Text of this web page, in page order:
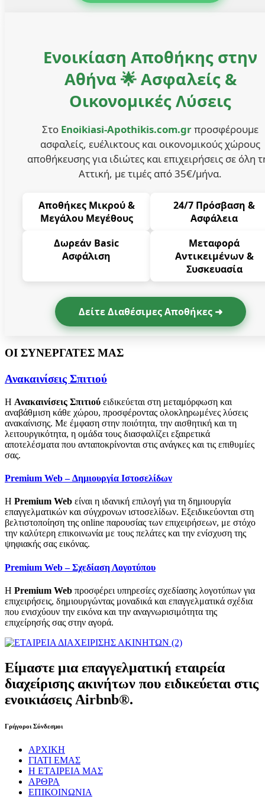
Ενοικίαση Αποθήκης στην
Αθήνα 🌟 Ασφαλείς &
Οικονομικές Λύσεις
Στο Enoikiasi-Apothikis.com.grπροσφέρουμε
ασφαλείς, ευέλικτους και οικονομικούς χώρους
αποθήκευσης για ιδιώτες και επιχειρήσεις σε όλη
Αττική, με τιμές από 35€/μήνα.
Αποθήκες Μικρού &
Μεγάλου Μεγέθους
24/7 Πρόσβαση &
Ασφάλεια
Δωρεάν Basic
Ασφάλιση
Μεταφορά
Αντικειμένων &
Συσκευασία
Δείτε Διαθέσιμες Αποθήκες ➜
ΟΙ ΣΥΝΕΡΓΑΤΕΣ ΜΑΣ
Ανακαινίσεις Σπιτιού
Η Ανακαινίσεις Σπιτιού ειδικεύεται στη μεταμόρφωση και
αναβάθμιση κάθε χώρου, προσφέροντας ολοκληρωμένες λύσεις
ανακαίνισης. Με έμφαση στην ποιότητα, την αισθητική και τη
λειτουργικότητα, η ομάδα τους διασφαλίζει εξαιρετικά
αποτελέσματα που ανταποκρίνονται στις ανάγκες και τις επιθυμίες
σας.
Premium Web – Δημιουργία Ιστοσελίδων
Η Premium Web είναι η ιδανική επιλογή για τη δημιουργία
επαγγελματικών και σύγχρονων ιστοσελίδων. Εξειδικεύονται στη
βελτιστοποίηση της online παρουσίας των επιχειρήσεων, με στόχο
την καλύτερη επικοινωνία με τους πελάτες και την ενίσχυση της
ψηφιακής σας εικόνας.
Premium Web – Σχεδίαση Λογοτύπου
Η Premium Web προσφέρει υπηρεσίες σχεδίασης λογοτύπων για
επιχειρήσεις, δημιουργώντας μοναδικά και επαγγελματικά σχέδια
που ενισχύουν την εικόνα και την αναγνωρισιμότητα της
επιχείρησής σας στην αγορά.
Είμαστε μια επαγγελματική εταιρεία
διαχείρισης ακινήτων που ειδικεύεται στις
ενοικιάσεις Airbnb®.
Γρήγοροι Σύνδεσμοι
ΑΡΧΙΚΗ
ΓΙΑΤΙ ΕΜΑΣ
Η ΕΤΑΙΡΕΙΑ ΜΑΣ
ΑΡΘΡΑ
ΕΠΙΚΟΙΝΩΝΙΑ